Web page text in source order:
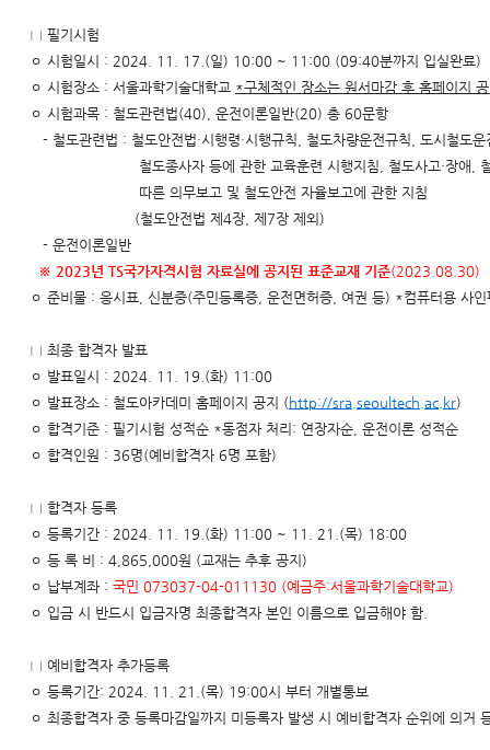
□ 필기시험
ㅇ 시험일시 : 2024. 11. 17.(일) 10:00 ~ 11:00 (09:40분까지 입실완료)
ㅇ 시험장소 : 서울과학기술대학교 *구체적인 장소는 원서마감 후 홈페이지
ㅇ 시험과목 : 철도관련법(40), 운전이론일반(20) 총 60문항
- 철도관련법 : 철도안전법·시행령·시행규칙, 철도차량운전규칙, 도시철도운
철도종사자 등에 관한 교육훈련 시행지침, 철도사고·장애, 철
따른 의무보고 및 철도안전 자율보고에 관한 지침
(철도안전법 제4장, 제7장 제외)
- 운전이론일반
※ 2023년 TS국가자격시험 자료실에 공지된 표준교재 기준(2023.08.30)
ㅇ 준비물 : 응시표, 신분증(주민등록증, 운전면허증, 여권 등) *컴퓨터용 사인
□ 최종 합격자 발표
ㅇ 발표일시 : 2024. 11. 19.(화) 11:00
ㅇ 발표장소 : 철도아카데미 홈페이지 공지 (http://sra.seoultech.ac.kr)
ㅇ 합격기준 : 필기시험 성적순 *동점자 처리: 연장자순, 운전이론 성적순
ㅇ 합격인원 : 36명(예비합격자 6명 포함)
□ 합격자 등록
ㅇ 등록기간 : 2024. 11. 19.(화) 11:00 ~ 11. 21.(목) 18:00
ㅇ 등 록 비 : 4,865,000원 (교재는 추후 공지)
ㅇ 납부계좌 : 국민 073037-04-011130 (예금주:서울과학기술대학교)
ㅇ 입금 시 반드시 입금자명 최종합격자 본인 이름으로 입금해야 함.
□ 예비합격자 추가등록
ㅇ 등록기간: 2024. 11. 21.(목) 19:00시 부터 개별통보
ㅇ 최종합격자 중 등록마감일까지 미등록자 발생 시 예비합격자 순위에 의거